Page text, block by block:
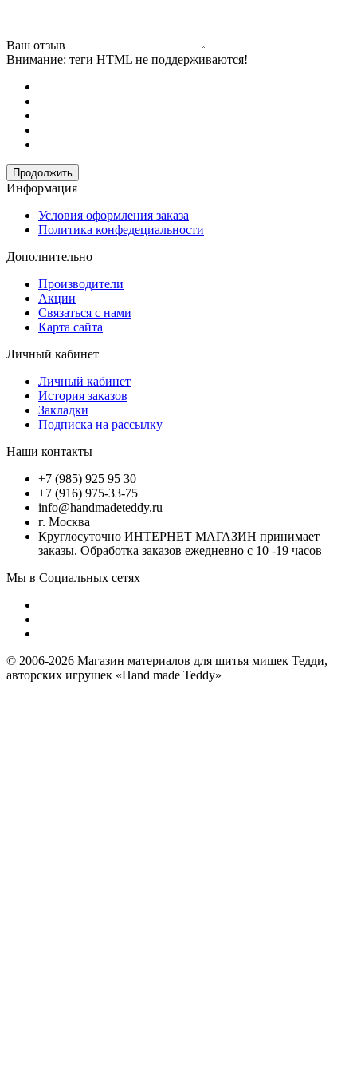
Ваш отзыв
Внимание: теги HTML не поддерживаются!
Продолжить
Информация
Условия оформления заказа
Политика конфедециальности
Дополнительно
Производители
Акции
Связаться с нами
Карта сайта
Личный кабинет
Личный кабинет
История заказов
Закладки
Подписка на рассылку
Наши контакты
+7 (985) 925 95 30
+7 (916) 975-33-75
info@handmadeteddy.ru
г. Москва
Круглосуточно ИНТЕРНЕТ МАГАЗИН принимает
заказы. Обработка заказов ежедневно с 10 -19 часов
Мы в Социальных сетях
© 2006-2026 Магазин материалов для шитья мишек Тедди,
авторских игрушек «Hand made Teddy»